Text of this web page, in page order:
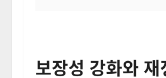
보장성 강화와